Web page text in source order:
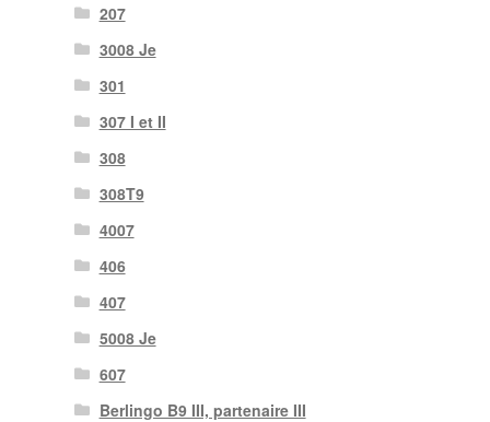
207
3008 Je
301
307 I et II
308
308T9
4007
406
407
5008 Je
607
Berlingo B9 III, partenaire III